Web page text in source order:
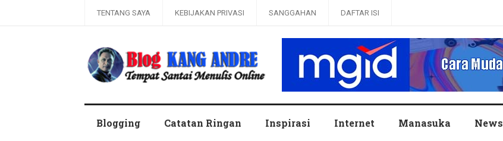
TENTANG SAYA KEBIJAKAN PRIVASI SANGGAHAN DAFTAR ISI
Blogging Catatan Ringan Inspirasi Internet Manasuka News